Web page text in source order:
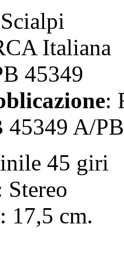
Italiana
45349
:
45349 A/
45 giri
Stereo
: 17,5 cm.